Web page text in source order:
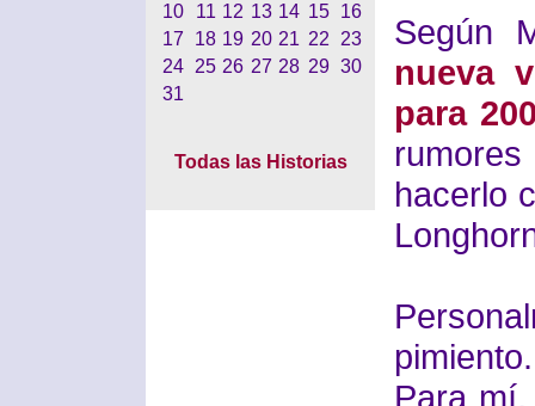
10
11 12 13 14 15
16
17
18 19 20 21 22
23
24
25 26 27 28 29 30
31
Todas las Historias
Según
nueva
para
hacerlo
pimiento.
Para